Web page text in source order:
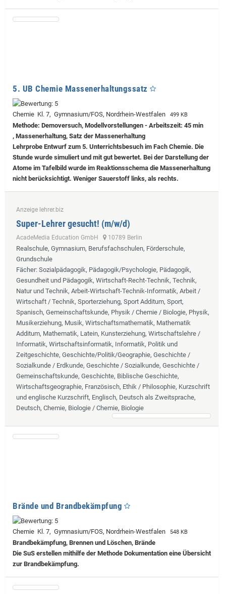
5. UB Chemie Massenerhaltungssatz
Chemie Kl. 7, Gymnasium/FOS, Nordrhein-Westfalen 499 KB
Methode: Demoversuch, Modellvorstellungen - Arbeitszeit: 45 min
, Massenerhaltung, Satz der Massenerhaltung
Lehrprobe Entwurf zum 5. Unterrichtsbesuch im Fach Chemie. Die
Stunde wurde simuliert und mit gut bewertet. Bei der Darstellung der
Atome im Tafelbild wurde im Reaktionsschema die Massenerhaltung
nicht berücksichtigt. Weniger Sauerstoff links, als rechts.
Anzeige lehrer.biz
Super-Lehrer gesucht! (m/w/d)
AcadeMedia Education GmbH 10789 Berlin
Realschule, Gymnasium, Berufsfachschulen, Förderschule,
Grundschule
Fächer: Sozialpädagogik, Pädagogik/Psychologie, Pädagogik,
Gesundheit und Pädagogik, Wirtschaft-Recht-Technik, Technik,
Natur und Technik, Arbeit-Wirtschaft-Technik-Informatik, Arbeit /
Wirtschaft / Technik, Sporterziehung, Sport Additum, Sport,
Spanisch, Gemeinschaftskunde, Physik / Chemie / Biologie, Physik,
Musikerziehung, Musik, Wirtschaftsmathematik, Mathematik
Additum, Mathematik, Latein, Kunsterziehung, Wirtschaftslehre /
Informatik, Wirtschaftsinformatik, Informatik, Politik und
Zeitgeschichte, Geschichte/Politik/Geographie, Geschichte /
Sozialkunde / Erdkunde, Geschichte / Sozialkunde, Geschichte /
Gemeinschaftskunde, Geschichte, Biblische Geschichte,
Wirtschaftsgeographie, Französisch, Ethik / Philosophie, Kurzschrift
und englische Kurzschrift, Englisch, Deutsch als Zweitsprache,
Deutsch, Chemie, Biologie / Chemie, Biologie
Brände und Brandbekämpfung
Chemie Kl. 7, Gymnasium/FOS, Nordrhein-Westfalen 548 KB
Brandbekämpfung, Brennen und Löschen, Brände
Die SuS erstellen mithilfe der Methode Dokumentation eine Übersicht
zur Brandbekämpfung.